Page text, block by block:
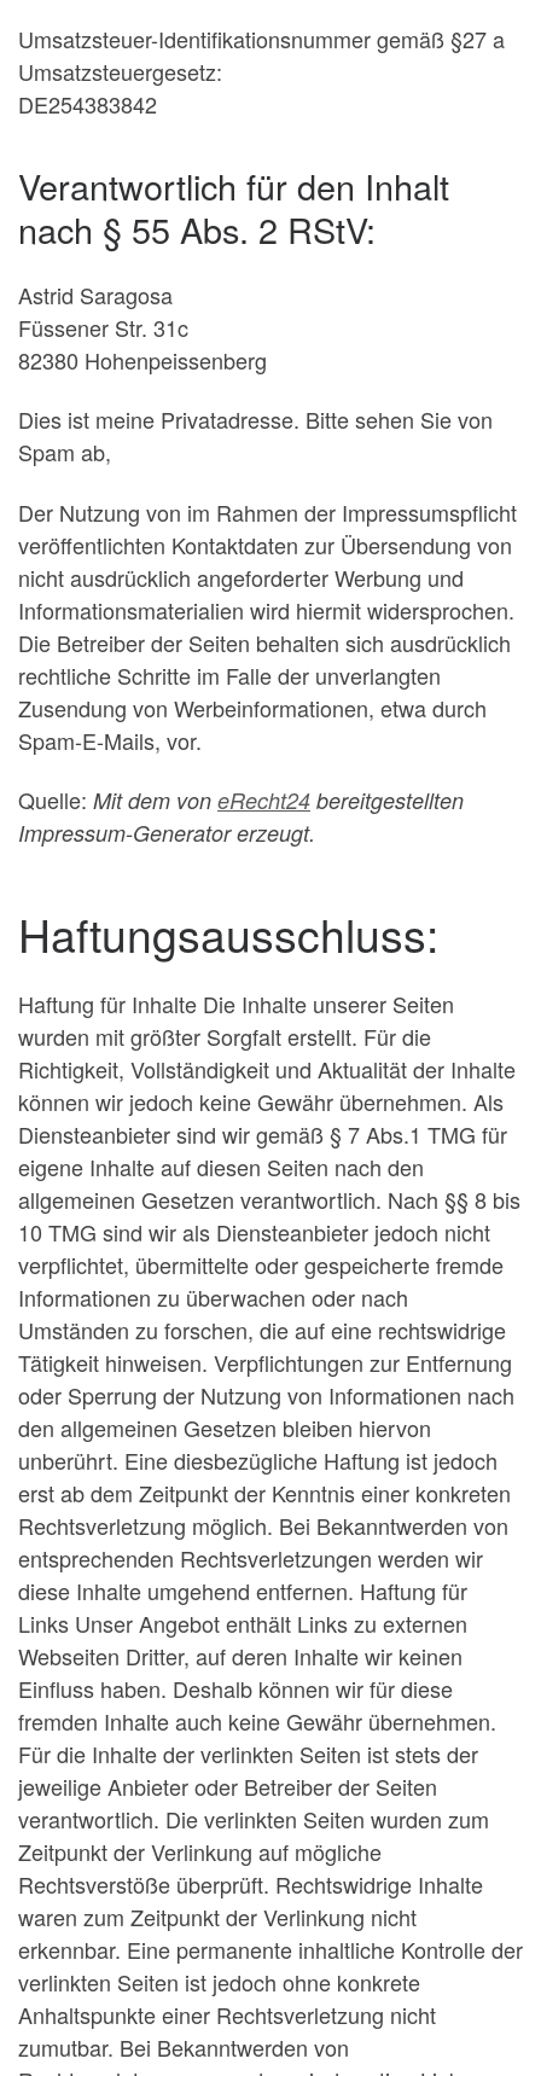
Umsatzsteuer-Identifikationsnummer gemäß §27 a
Umsatzsteuergesetz:
DE254383842
Verantwortlich für den Inhalt
nach § 55 Abs. 2 RStV:
Astrid Saragosa
Füssener Str. 31c
82380 Hohenpeissenberg
Dies ist meine Privatadresse. Bitte sehen Sie von
Spam ab,
Der Nutzung von im Rahmen der Impressumspflicht
veröffentlichten Kontaktdaten zur Übersendung von
nicht ausdrücklich angeforderter Werbung und
Informationsmaterialien wird hiermit widersprochen.
Die Betreiber der Seiten behalten sich ausdrücklich
rechtliche Schritte im Falle der unverlangten
Zusendung von Werbeinformationen, etwa durch
Spam-E-Mails, vor.
Quelle: Mit dem von eRecht24 bereitgestellten
Impressum-Generator erzeugt.
Haftungsausschluss:
Haftung für Inhalte Die Inhalte unserer Seiten
wurden mit größter Sorgfalt erstellt. Für die
Richtigkeit, Vollständigkeit und Aktualität der Inhalte
können wir jedoch keine Gewähr übernehmen. Als
Diensteanbieter sind wir gemäß § 7 Abs.1 TMG für
eigene Inhalte auf diesen Seiten nach den
allgemeinen Gesetzen verantwortlich. Nach §§ 8 bis
10 TMG sind wir als Diensteanbieter jedoch nicht
verpflichtet, übermittelte oder gespeicherte fremde
Informationen zu überwachen oder nach
Umständen zu forschen, die auf eine rechtswidrige
Tätigkeit hinweisen. Verpflichtungen zur Entfernung
oder Sperrung der Nutzung von Informationen nach
den allgemeinen Gesetzen bleiben hiervon
unberührt. Eine diesbezügliche Haftung ist jedoch
erst ab dem Zeitpunkt der Kenntnis einer konkreten
Rechtsverletzung möglich. Bei Bekanntwerden von
entsprechenden Rechtsverletzungen werden wir
diese Inhalte umgehend entfernen. Haftung für
Links Unser Angebot enthält Links zu externen
Webseiten Dritter, auf deren Inhalte wir keinen
Einfluss haben. Deshalb können wir für diese
fremden Inhalte auch keine Gewähr übernehmen.
Für die Inhalte der verlinkten Seiten ist stets der
jeweilige Anbieter oder Betreiber der Seiten
verantwortlich. Die verlinkten Seiten wurden zum
Zeitpunkt der Verlinkung auf mögliche
Rechtsverstöße überprüft. Rechtswidrige Inhalte
waren zum Zeitpunkt der Verlinkung nicht
erkennbar. Eine permanente inhaltliche Kontrolle der
verlinkten Seiten ist jedoch ohne konkrete
Anhaltspunkte einer Rechtsverletzung nicht
zumutbar. Bei Bekanntwerden von